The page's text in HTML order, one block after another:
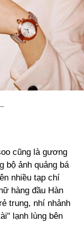
cũng là gương
bộ ảnh quảng bá
nhiều tạp chí
hàng đầu Hàn
trung, nhí nhảnh
lạnh lùng bên